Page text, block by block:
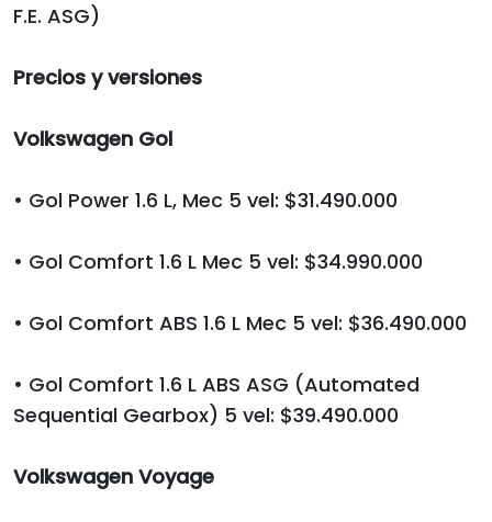
F.E. ASG)
Precios y versiones
Volkswagen Gol
• Gol Power 1.6 L, Mec 5 vel: $31.490.000
• Gol Comfort 1.6 L Mec 5 vel: $34.990.000
• Gol Comfort ABS 1.6 L Mec 5 vel: $36.490.000
• Gol Comfort 1.6 L ABS ASG (Automated
Sequential Gearbox) 5 vel: $39.490.000
Volkswagen Voyage